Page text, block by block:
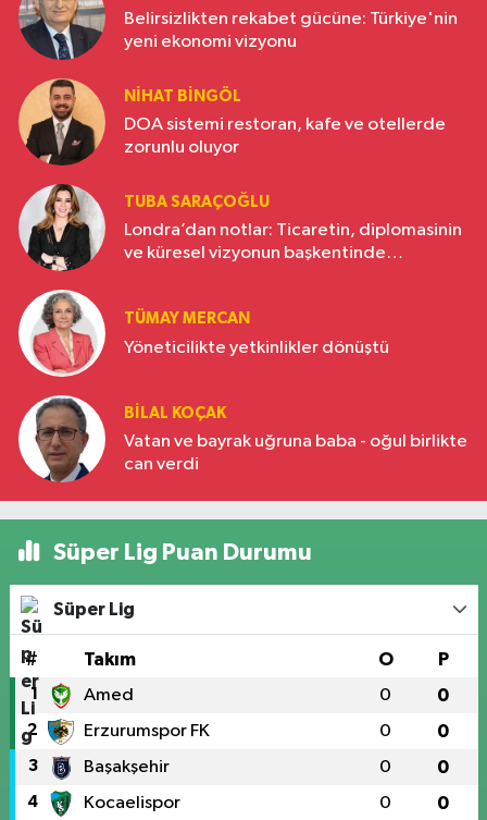
Belirsizlikten rekabet gücüne: Türkiye'nin
yeni ekonomi vizyonu
NIHAT BINGÖL
DOA sistemi restoran, kafe ve otellerde
zorunlu oluyor
TUBA SARAÇOĞLU
Londra’dan notlar: Ticaretin, diplomasinin
ve küresel vizyonun başkentinde
TÜMAY MERCAN
Yöneticilikte yetkinlikler dönüştü
BILAL KOÇAK
Vatan ve bayrak uğruna baba - oğul birlikte
can verdi
Süper Lig Puan Durumu
Süper Lig
# Takım O P
1 Amed 0 0
2 Erzurumspor FK 0 0
3 Başakşehir 0 0
4 Kocaelispor 0 0